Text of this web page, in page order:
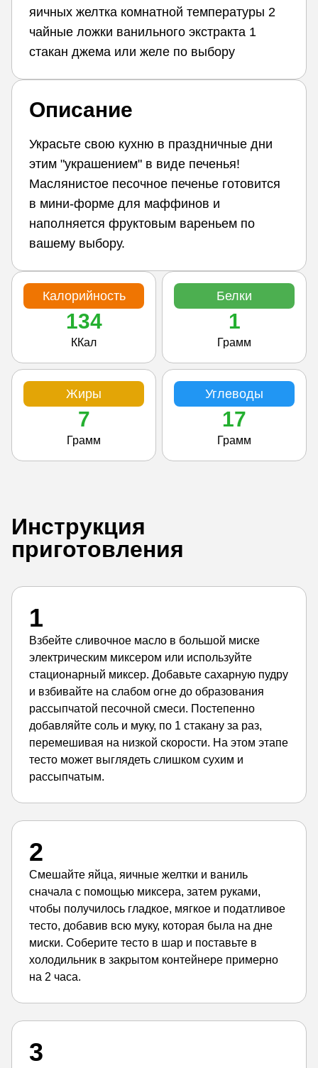
яичных желтка комнатной температуры 2
чайные ложки ванильного экстракта 1
стакан джема или желе по выбору
Описание
Украсьте свою кухню в праздничные дни
этим "украшением" в виде печенья!
Маслянистое песочное печенье готовится
в мини-форме для маффинов и
наполняется фруктовым вареньем по
вашему выбору.
Калорийность
134
ККал
Белки
1
Грамм
Жиры
7
Грамм
Углеводы
17
Грамм
Инструкция
приготовления
1
Взбейте сливочное масло в большой миске
электрическим миксером или используйте
стационарный миксер. Добавьте сахарную пудру
и взбивайте на слабом огне до образования
рассыпчатой песочной смеси. Постепенно
добавляйте соль и муку, по 1 стакану за раз,
перемешивая на низкой скорости. На этом этапе
тесто может выглядеть слишком сухим и
рассыпчатым.
2
Смешайте яйца, яичные желтки и ваниль
сначала с помощью миксера, затем руками,
чтобы получилось гладкое, мягкое и податливое
тесто, добавив всю муку, которая была на дне
миски. Соберите тесто в шар и поставьте в
холодильник в закрытом контейнере примерно
на 2 часа.
3